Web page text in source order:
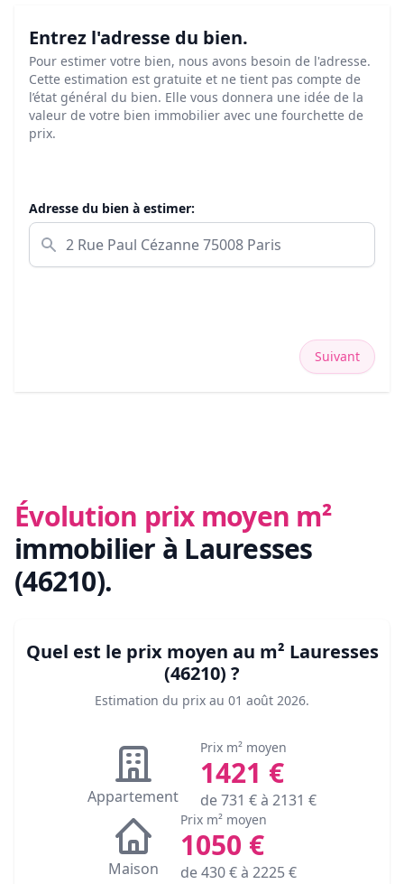
Entrez l'adresse du bien.
Pour estimer votre bien, nous avons besoin de l'adresse.
Cette estimation est gratuite et ne tient pas compte de
l’état général du bien. Elle vous donnera une idée de la
valeur de votre bien immobilier avec une fourchette de
prix.
Adresse du bien à estimer:
Suivant
Évolution prix moyen m²
immobilier à Lauresses
(46210).
Quel est le prix moyen au m² Lauresses
(46210) ?
Estimation du prix au 01 août 2026.
Appartement
Prix m² moyen
1421 €
de731 € à 2131 €
Maison
Prix m² moyen
1050 €
de430€ à 2225€